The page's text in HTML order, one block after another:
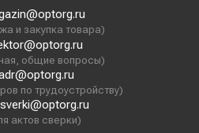
и закупка товара)
общие вопросы)
по трудоустройству)
актов сверки)